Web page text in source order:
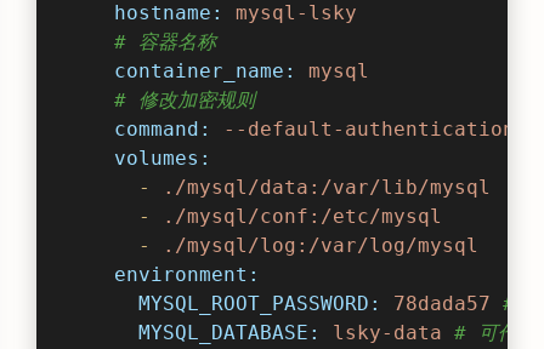
hostname:
mysql-lsky
# 容器名称
container_name:
mysql
# 修改加密规则
command:
--default-authentication-
volumes:
-
./mysql/data:/var/lib/mysql
-
./mysql/conf:/etc/mysql
-
./mysql/log:/var/log/mysql
environment:
MYSQL_ROOT_PASSWORD:
78dada57 #
MYSQL_DATABASE:
lsky-data # 可作为